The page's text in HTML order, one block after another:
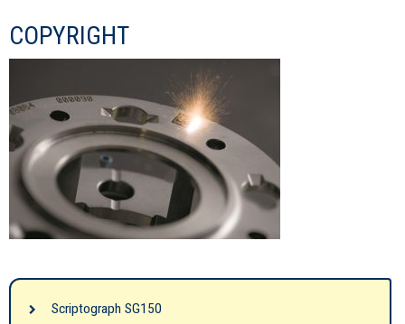
COPYRIGHT
Scriptograph SG150